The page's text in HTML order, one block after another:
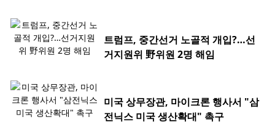
트럼프, 중간선거 노골적 개입?…선
거지원위 野위원 2명 해임
미국 상무장관, 마이크론 행사서 "삼
전닉스 미국 생산확대" 촉구